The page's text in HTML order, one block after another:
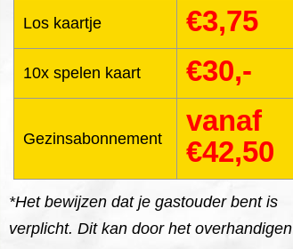
Los kaartje €3,75
10x spelen kaart €30,-
Gezinsabonnement
vanaf
€42,50
*Het bewijzen dat je gastouder bent is
verplicht. Dit kan door het overhandigen